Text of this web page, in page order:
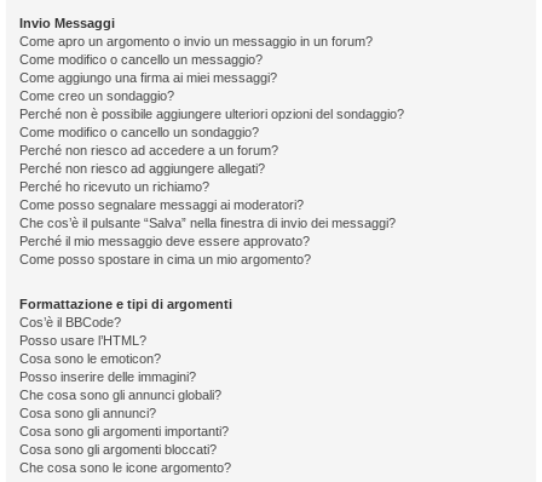
Invio Messaggi
Come apro un argomento o invio un messaggio in un forum?
Come modifico o cancello un messaggio?
Come aggiungo una firma ai miei messaggi?
Come creo un sondaggio?
Perché non è possibile aggiungere ulteriori opzioni del sondaggio?
Come modifico o cancello un sondaggio?
Perché non riesco ad accedere a un forum?
Perché non riesco ad aggiungere allegati?
Perché ho ricevuto un richiamo?
Come posso segnalare messaggi ai moderatori?
Che cos’è il pulsante “Salva” nella finestra di invio dei messaggi?
Perché il mio messaggio deve essere approvato?
Come posso spostare in cima un mio argomento?
Formattazione e tipi di argomenti
Cos’è il BBCode?
Posso usare l’HTML?
Cosa sono le emoticon?
Posso inserire delle immagini?
Che cosa sono gli annunci globali?
Cosa sono gli annunci?
Cosa sono gli argomenti importanti?
Cosa sono gli argomenti bloccati?
Che cosa sono le icone argomento?